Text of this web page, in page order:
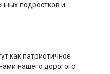
подростков и
как патриотичное
нашего дорогого